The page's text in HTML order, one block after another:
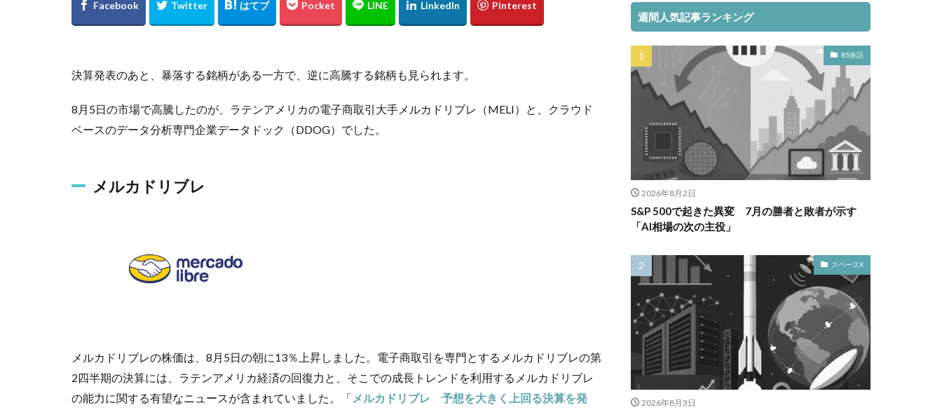
決算発表のあと、暴落する銘柄がある一方で、逆に高騰する銘柄も見られます。
8月5日の市場で高騰したのが、ラテンアメリカの電子商取引大手メルカドリブレ（MELI）と、クラウド
ベースのデータ分析専門企業データドック（DDOG）でした。
メルカドリブレ
メルカドリブレの株価は、8月5日の朝に13％上昇しました。電子商取引を専門とするメルカドリブレの第
2四半期の決算には、ラテンアメリカ経済の回復力と、そこでの成長トレンドを利用するメルカドリブレ
の能力に関する有望なニュースが含まれていました。「 メルカドリブレ 予想を大きく上回る決算を発
週間人気記事ランキング
BS余話
2026年8月2日
S&P 500で起きた異変 7月の勝者と敗者が示す
「AI相場の次の主役」
スペースX
2026年8月3日